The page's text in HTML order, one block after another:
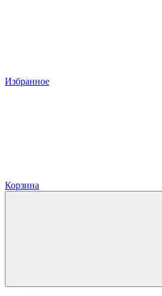
Избранное
Корзина